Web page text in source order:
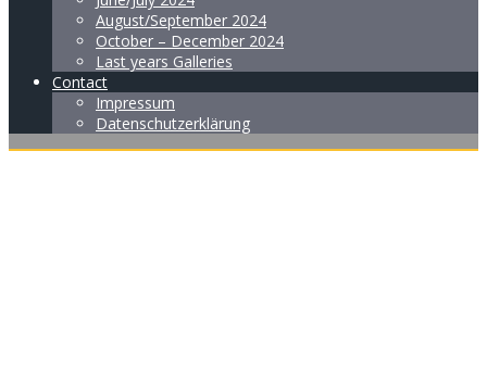
August/September 2024
October – December 2024
Last years Galleries
Contact
Impressum
Datenschutzerklärung